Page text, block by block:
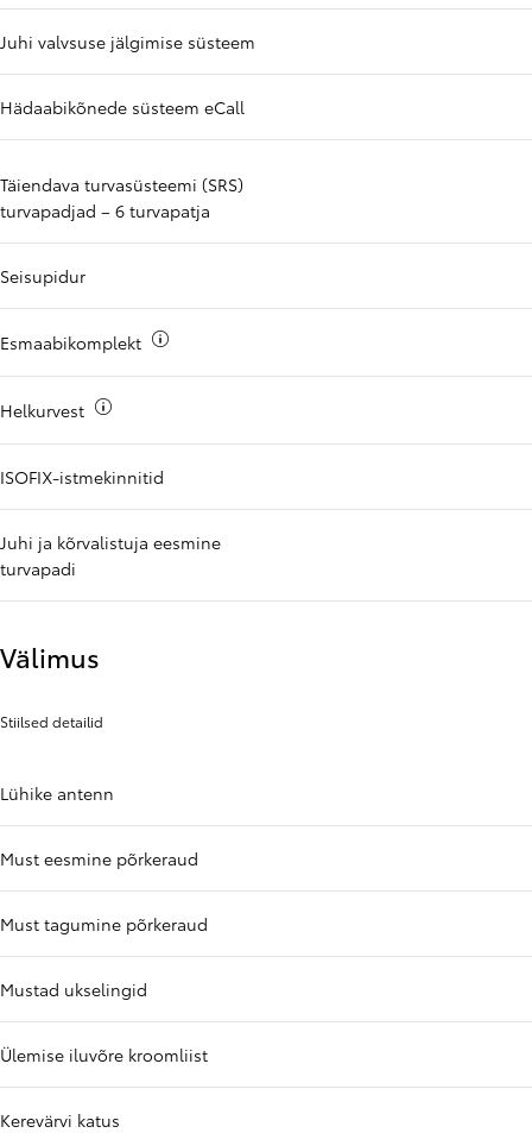
Juhi valvsuse jälgimise süsteem
Hädaabikõnede süsteem eCall
Täiendava turvasüsteemi (SRS)
turvapadjad – 6 turvapatja
Seisupidur
Esmaabikomplekt
Helkurvest
ISOFIX-istmekinnitid
Juhi ja kõrvalistuja eesmine
turvapadi
Välimus
Stiilsed detailid
Lühike antenn
Must eesmine põrkeraud
Must tagumine põrkeraud
Mustad ukselingid
Ülemise iluvõre kroomliist
Kerevärvi katus